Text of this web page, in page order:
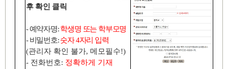
후 확인 클릭
-예약자명:학생명 또는 학부모명
-비밀번호:숫자4자리 입력
(관리자 확인 불가, 메모필수!)
- 전화번호: 정확하게 기재